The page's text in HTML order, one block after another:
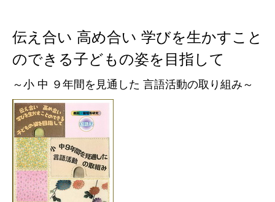
伝え合い 高め合い 学びを生かすこと
のできる子どもの姿を目指して
～小 中 ９年間を見通した 言語活動の取り組み～